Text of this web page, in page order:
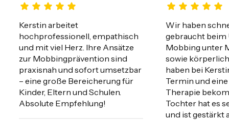
Kerstin arbeitet
hochprofessionell, empathisch
und mit viel Herz. Ihre Ansätze
zur Mobbingprävention sind
praxisnah und sofort umsetzbar
– eine große Bereicherung für
Kinder, Eltern und Schulen.
Absolute Empfehlung!
Wir haben
gebraucht beim
Mobbing unter
sowie
haben bei
Termin und
Therapie
Tochter hat es
und ist gestärkt